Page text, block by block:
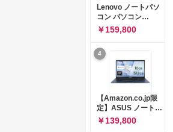
Lenovo ノートパソ
コン パソコン
IdeaPad Slim 3 14.0
インチ AMD
Ryzen™ 5 8640HS
メモリ16GB
SSD512GB
Microsoft 365 試用
版 Windows11 バッ
テリー駆動12.6時間
重量1.39kg ルナグレ
ー 83K9003JJP ノー
トPC
￥159,800
4
【Amazon.co.jp限
定】ASUS ノートパ
ソコン Vivobook 15
M1502NAQ 15.6イ
￥139,800